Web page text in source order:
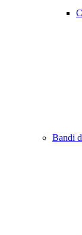
Bandi